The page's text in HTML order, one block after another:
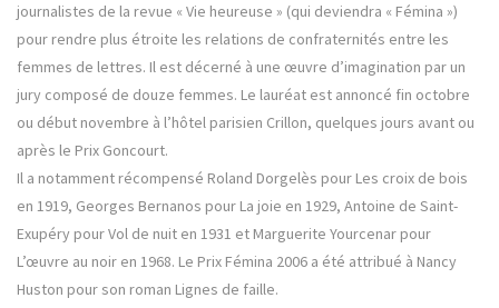
journalistes de la revue « Vie heureuse » (qui deviendra « Fémina »)
pour rendre plus étroite les relations de confraternités entre les
femmes de lettres. Il est décerné à une œuvre d’imagination par un
jury composé de douze femmes. Le lauréat est annoncé fin octobre
ou début novembre à l’hôtel parisien Crillon, quelques jours avant ou
après le Prix Goncourt.
Il a notamment récompensé Roland Dorgelès pour Les croix de bois
en 1919, Georges Bernanos pour La joie en 1929, Antoine de Saint-
Exupéry pour Vol de nuit en 1931 et Marguerite Yourcenar pour
L’œuvre au noir en 1968. Le Prix Fémina 2006 a été attribué à Nancy
Huston pour son roman Lignes de faille.